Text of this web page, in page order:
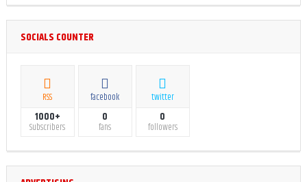
SOCIALS COUNTER
RSS
1000+
Subscribers
facebook
0
fans
twitter
0
followers